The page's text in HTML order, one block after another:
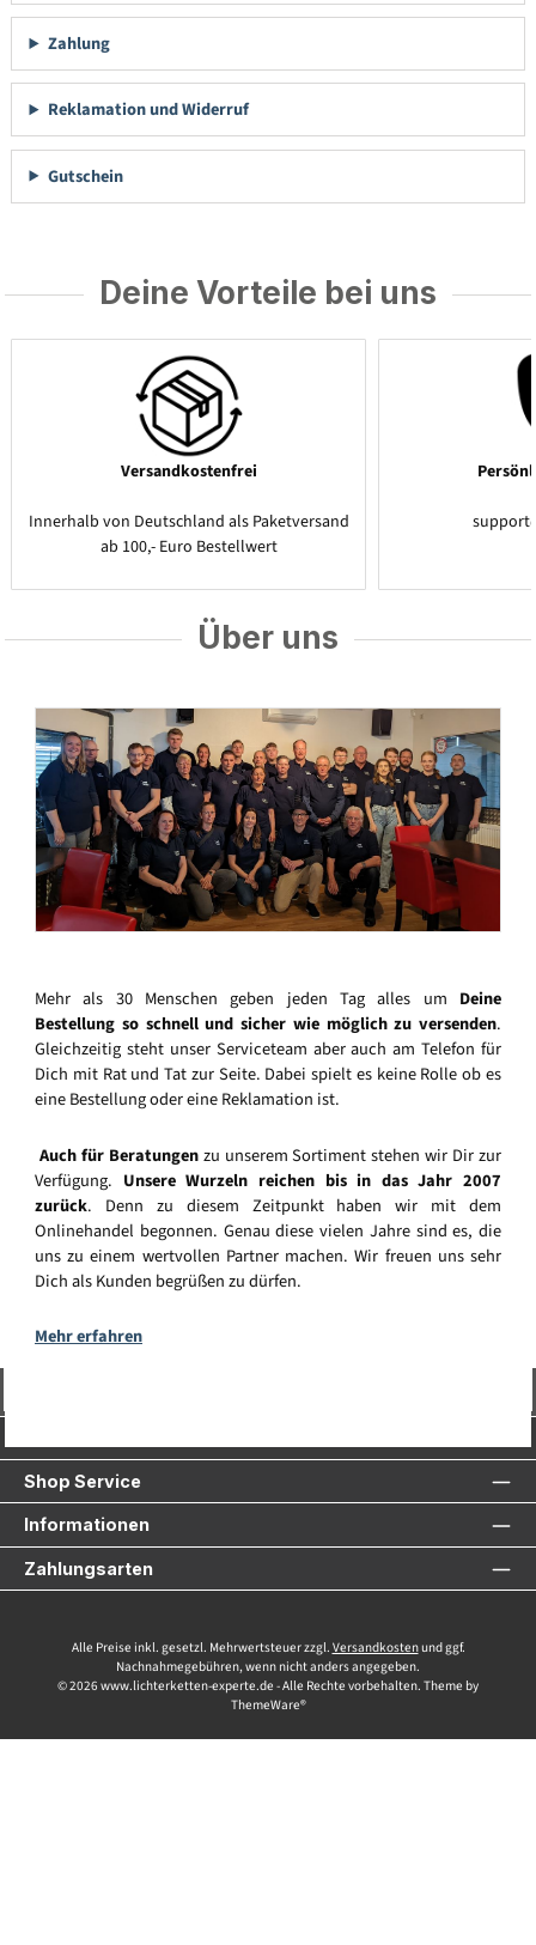
Zahlung
Reklamation und Widerruf
Gutschein
Deine Vorteile bei uns
Versandkostenfrei
Innerhalb von Deutschland als Paketversand
ab 100,- Euro Bestellwert
Über uns
Mehr als 30 Menschen geben jeden Tag alles um Deine
Bestellung so schnell und sicher wie möglich zu versenden.
Gleichzeitig steht unser Serviceteam aber auch am Telefon für
Dich mit Rat und Tat zur Seite. Dabei spielt es keine Rolle ob es
eine Bestellung oder eine Reklamation ist.
Auch für Beratungenzu unserem Sortiment stehen wir Dir zur
Verfügung. Unsere Wurzeln reichen bis in das Jahr 2007
zurück. Denn zu diesem Zeitpunkt haben wir mit dem
Onlinehandel begonnen. Genau diese vielen Jahre sind es, die
uns zu einem wertvollen Partner machen. Wir freuen uns sehr
Dich als Kunden begrüßen zu dürfen.
Mehr erfahren
Shop Service
Informationen
Zahlungsarten
Alle Preise inkl. gesetzl. Mehrwertsteuer zzgl. Versandkostenund ggf.
Nachnahmegebühren, wenn nicht anders angegeben.
© 2026 www.lichterketten-experte.de - Alle Rechte vorbehalten. Theme by
ThemeWare®